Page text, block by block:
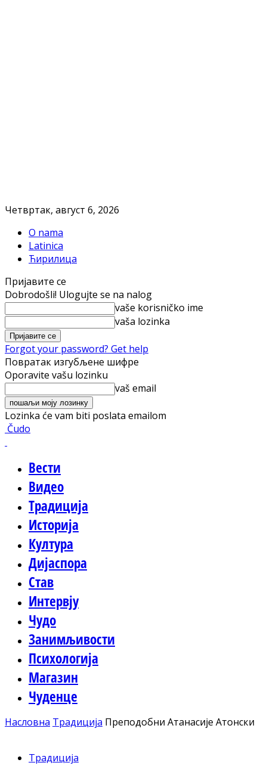
Четвртак, август 6, 2026
O nama
Latinica
Ћирилица
Пријавите се
Dobrodošli! Ulogujte se na nalog
vaše korisničko ime
vaša lozinka
Forgot your password? Get help
Повратак изгубљене шифре
Oporavite vašu lozinku
vaš email
Lozinka će vam biti poslata emailom
Čudo
Вести
Видео
Традиција
Историја
Култура
Дијаспора
Став
Интервју
Чудо
Занимљивости
Психологија
Магазин
Чуденце
Насловна Традиција Преподобни Атанасије Атонски
Традиција